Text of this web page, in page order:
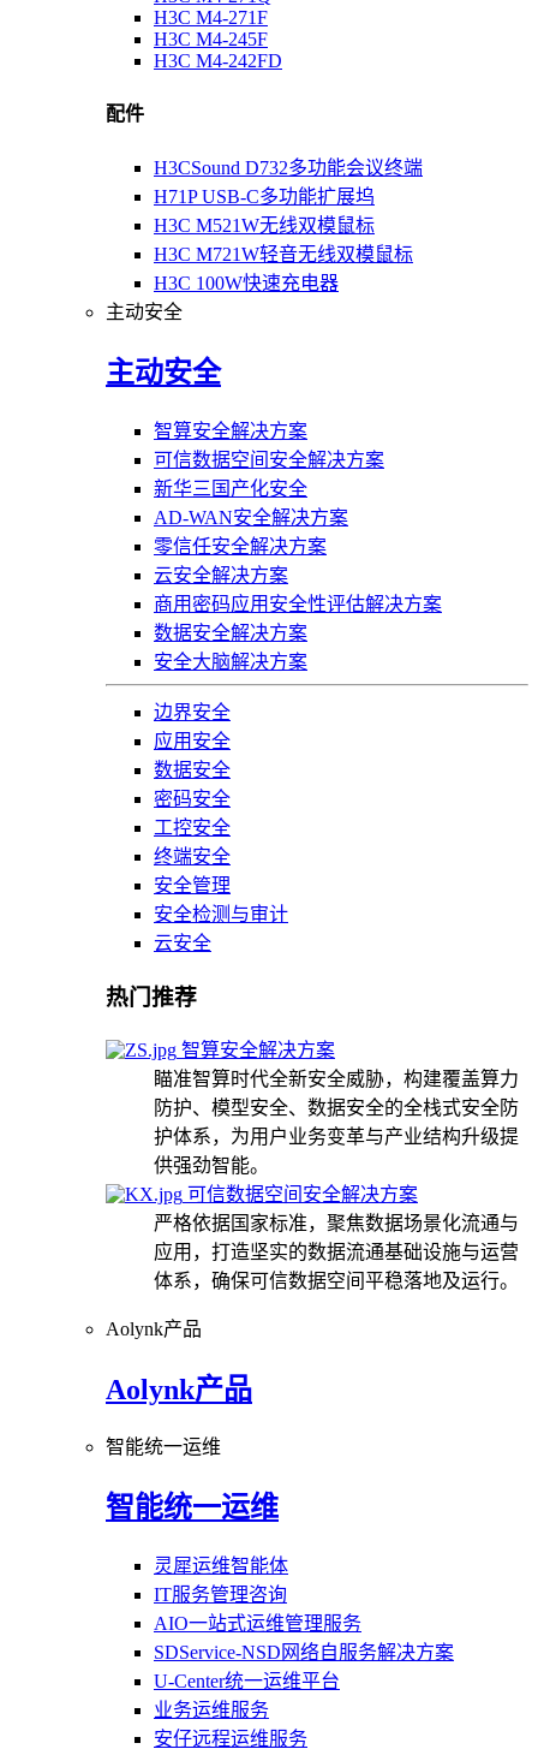
H3C M4-271F
H3C M4-245F
H3C M4-242FD
配件
H3CSound D732多功能会议终端
H71P USB-C多功能扩展坞
H3C M521W无线双模鼠标
H3C M721W轻音无线双模鼠标
H3C 100W快速充电器
主动安全
主动安全
智算安全解决方案
可信数据空间安全解决方案
新华三国产化安全
AD-WAN安全解决方案
零信任安全解决方案
云安全解决方案
商用密码应用安全性评估解决方案
数据安全解决方案
安全大脑解决方案
边界安全
应用安全
数据安全
密码安全
工控安全
终端安全
安全管理
安全检测与审计
云安全
热门推荐
智算安全解决方案
瞄准智算时代全新安全威胁，构建覆盖算力
防护、模型安全、数据安全的全栈式安全防
护体系，为用户业务变革与产业结构升级提
供强劲智能。
可信数据空间安全解决方案
严格依据国家标准，聚焦数据场景化流通与
应用，打造坚实的数据流通基础设施与运营
体系，确保可信数据空间平稳落地及运行。
Aolynk产品
Aolynk产品
智能统一运维
智能统一运维
灵犀运维智能体
IT服务管理咨询
AIO一站式运维管理服务
SDService-NSD网络自服务解决方案
U-Center统一运维平台
业务运维服务
安仔远程运维服务